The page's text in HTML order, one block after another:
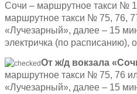
Сочи – маршрутное такси №
маршрутное такси № 75, 76,
«Лучезарный», далее – 15
электричка (по расписанию),
От ж/д вокзала
маршрутное такси № 75, 76
«Лучезарный», далее – 15